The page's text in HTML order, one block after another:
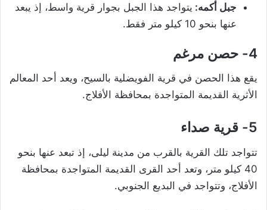
جبل أكمه: يتواجد هذا الجبل بجوار قرية واسط، إذ يبعد
عنها بنحو 10 كيلو متر فقط.
4- حصن مرغم
يقع هذا الحصن في قرية الفويضلية بالسيح، ويعد أحد المعالم
الأثرية القديمة المتواجدة بمحافظة الأفلاج.
5- قرية صداء
تتواجد تلك القرية بالقرب من مدينة ليلى، إذ تبعد عنها بنحو
40 كيلو متر، وتعد أحد القرى القديمة المتواجدة بمحافظة
الأفلاج، وتتواجد في البديع الجنوبي.